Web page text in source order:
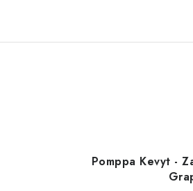
Pomppa Kevyt -